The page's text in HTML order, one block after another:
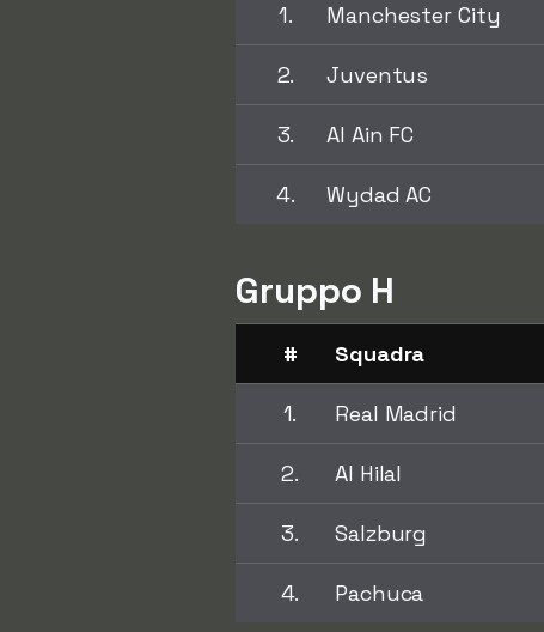
1. Manchester City
2. Juventus
3. Al Ain FC
4. Wydad AC
Gruppo H
# Squadra
1. Real Madrid
2. Al Hilal
3. Salzburg
4. Pachuca